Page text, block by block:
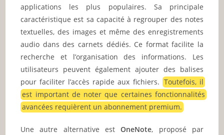
applications les plus populaires. Sa principale
caractéristique est sa capacité à regrouper des notes
textuelles, des images et même des enregistrements
audio dans des carnets dédiés. Ce format facilite la
recherche et l’organisation des informations. Les
utilisateurs peuvent également ajouter des balises
pour faciliter l’accès rapide aux fichiers. Toutefois, il
est important de noter que certaines fonctionnalités
avancées requièrent un abonnement premium.
Une autre alternative estOneNote, proposé par